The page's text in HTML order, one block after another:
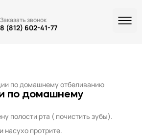
Заказать звонок
8 (812) 602-41-77
по домашнему отбеливанию
по домашнему
полости рта ( почистить зубы).
насухо протрите.